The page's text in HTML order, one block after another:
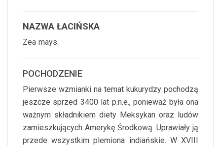
NAZWA ŁACIŃSKA
Zea mays.
POCHODZENIE
Pierwsze wzmianki na temat kukurydzy pochodzą
jeszcze sprzed 3400 lat p.n.e., ponieważ była ona
ważnym składnikiem diety Meksykan oraz ludów
zamieszkujących Amerykę Środkową. Uprawiały ją
przede wszystkim plemiona indiańskie. W XVIII